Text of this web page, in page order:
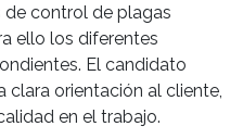
control de plagas
ello los diferentes
El candidato
clara orientación al cliente,
en el trabajo.